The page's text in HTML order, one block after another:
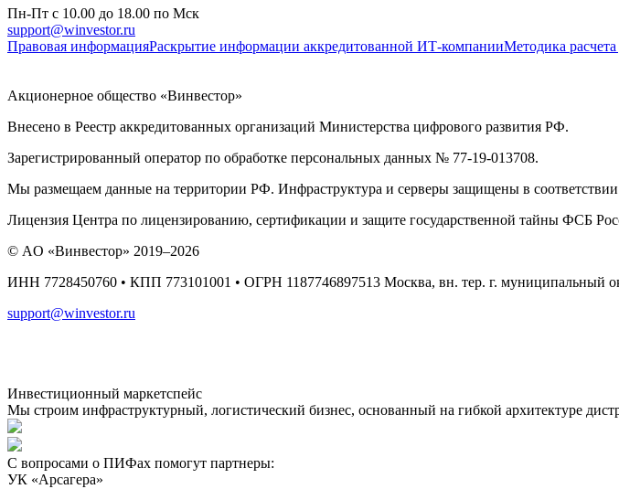
Пн-Пт с 10.00 до 18.00 по Мск
support@winvestor.ru
Правовая информацияРаскрытие информации аккредитованной ИТ-компанииМетодика
Акционерное общество «Винвестор»
Внесено в Реестр аккредитованных организаций Министерства цифрового развития РФ.
Зарегистрированный оператор по обработке персональных данных № 77-19-013708.
Мы размещаем данные на территории РФ. Инфраструктура и серверы защищены в
Лицензия Центра по лицензированию, сертификации и защите государственной тайны ФСБ
© AO «Винвестор» 2019–2026
ИНН 7728450760 • КПП 773101001 • ОГРН 1187746897513 Москва, вн. тер. г. муниципальный
support@winvestor.ru
Инвестиционный маркетспейс
Мы строим инфраструктурный, логистический бизнес, основанный на гибкой архитектуре
С вопросами о ПИФах помогут партнеры:
УК «Арсагера»